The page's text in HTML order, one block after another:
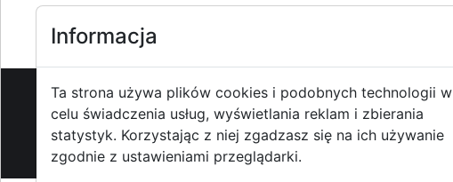
O strzyzowiak.pl-Reklama -Pomoc (FAQ)
Informacja
Ta strona używa plików cookies i podobnych technologii w
celu świadczenia usług, wyświetlania reklam i zbierania
statystyk. Korzystając z niej zgadzasz się na ich używanie
zgodnie z ustawieniami przeglądarki.